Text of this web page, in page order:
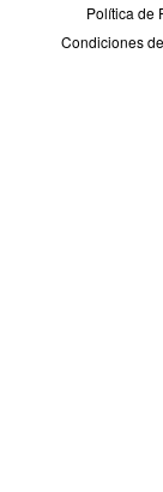
Política de
Condiciones